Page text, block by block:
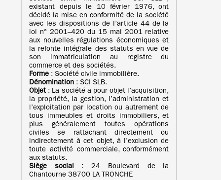
existant depuis le 10 février 1976, ont
décidé la mise en conformité de la société
avec les dispositions de l’article 44 de la
loi n° 2001–420 du 15 mai 2001 relative
aux nouvelles régulations économiques et
la refonte intégrale des statuts en vue de
son immatriculation au registre du
commerce et des sociétés.
Forme : Société civile immobilière.
Dénomination : SCI SLB.
Objet: La société a pour objet l’acquisition,
la propriété, la gestion, l’administration et
l’exploitation par location ou autrement de
tous immeubles et droits immobiliers, et
plus généralement toutes opérations
civiles se rattachant directement ou
indirectement à cet objet, à l’exclusion de
toute activité commerciale, conformément
aux statuts.
Siège social : 24 Boulevard de la
Chantourne 38700 LA TRONCHE